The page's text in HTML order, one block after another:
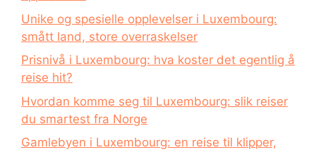
Unike og spesielle opplevelser i Luxembourg:
smått land, store overraskelser
Prisnivå i Luxembourg: hva koster det egentlig å
reise hit?
Hvordan komme seg til Luxembourg: slik reiser
du smartest fra Norge
Gamlebyen i Luxembourg: en reise til klipper,